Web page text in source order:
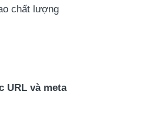
chất lượng
URL và meta